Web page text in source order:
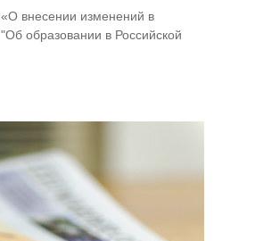
внесении изменений в
образовании в Российской